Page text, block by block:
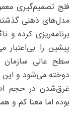
فلج تصمیم‌گیری
مدل‌های ذهنی
برنامه‌ریزی کرده‌ و
پیشین را
سطح عالی سازمان
دوخته می‌شود و
غرق‌شدن در حجم
بوده اما معنا کم